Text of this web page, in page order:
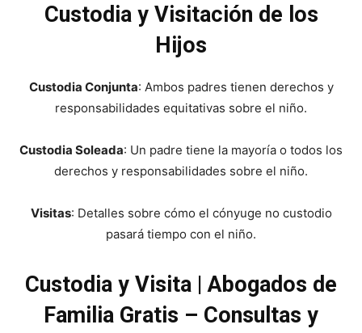
Custodia y Visitación de los
Hijos
Custodia Conjunta: Ambos padres tienen derechos y
responsabilidades equitativas sobre el niño.
Custodia Soleada: Un padre tiene la mayoría o todos los
derechos y responsabilidades sobre el niño.
Visitas: Detalles sobre cómo el cónyuge no custodio
pasará tiempo con el niño.
Custodia y Visita | Abogados de
Familia Gratis – Consultas y